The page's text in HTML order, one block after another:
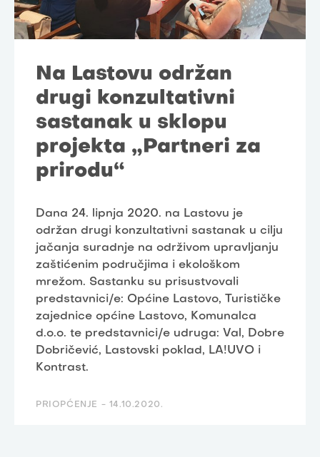
Na Lastovu održan
drugi konzultativni
sastanak u sklopu
projekta „Partneri za
prirodu“
Dana 24. lipnja 2020. na Lastovu je
održan drugi konzultativni sastanak u cilju
jačanja suradnje na održivom upravljanju
zaštićenim područjima i ekološkom
mrežom. Sastanku su prisustvovali
predstavnici/e: Općine Lastovo, Turističke
zajednice općine Lastovo, Komunalca
d.o.o. te predstavnici/e udruga: Val, Dobre
Dobričević, Lastovski poklad, LA!UVO i
Kontrast.
PRIOPĆENJE - 14.10.2020.